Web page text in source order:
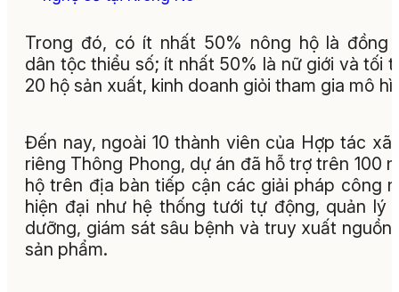
Trong đó, có ít nhất 50% nông hộ là đồng
dân tộc thiểu số; ít nhất 50% là nữ giới và tối
20 hộ sản xuất, kinh doanh giỏi tham gia mô
Đến nay, ngoài 10 thành viên của Hợp tác xã
riêng Thông Phong, dự án đã hỗ trợ trên 100
hộ trên địa bàn tiếp cận các giải pháp công
hiện đại như hệ thống tưới tự động, quản lý
dưỡng, giám sát sâu bệnh và truy xuất nguồn
sản phẩm.